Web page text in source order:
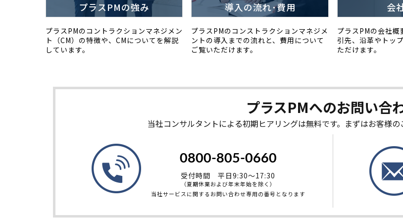
プラスPMの強み
プラスPMのコントラクションマネジメン
ト（CM）の特徴や、CMについてを解説
しています。
導入の流れ･費用
プラスPMのコンストラクションマネジメ
ントの導入までの流れと、費用について
ご覧いただけます。
会
プラスPMの会社
引先、沿革やトッ
ただけます。
プラスPMへのお問い合
当社コンサルタントによる初期ヒアリングは無料です。まずはお客様の
0800-805-0660
受付時間 平日9:30～17:30
（夏期休業および年末年始を除く）
当社サービスに関するお問い合わせ専用の番号となります